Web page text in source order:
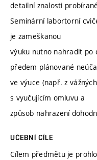
detailní znalosti
Seminární labortorní
je zameškanou
výuku nutno nahradit po
předem plánované
ve výuce (např. z
s vyučujícím omluvu a
způsob nahrazení
UČEBNÍ CÍLE
Cílem předmětu je